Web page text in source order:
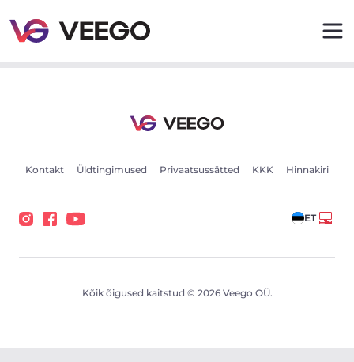
Kontakt Üldtingimused Privaatsussätted KKK Hinnakiri
ET
Kõik õigused kaitstud © 2026 Veego OÜ.